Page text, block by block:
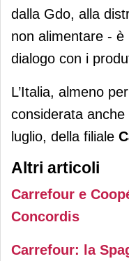
dalla Gdo, alla
non alimentare -
dialogo con i
L’Italia, almeno
considerata
luglio, della filiale
Altri articoli
Carrefour e
Concordis
Carrefour: la